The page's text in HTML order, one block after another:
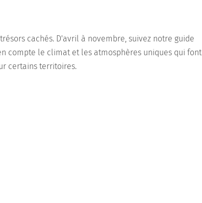
cachés. D'avril à novembre, suivez notre guide
compte le climat et les atmosphères uniques qui font
certains territoires.